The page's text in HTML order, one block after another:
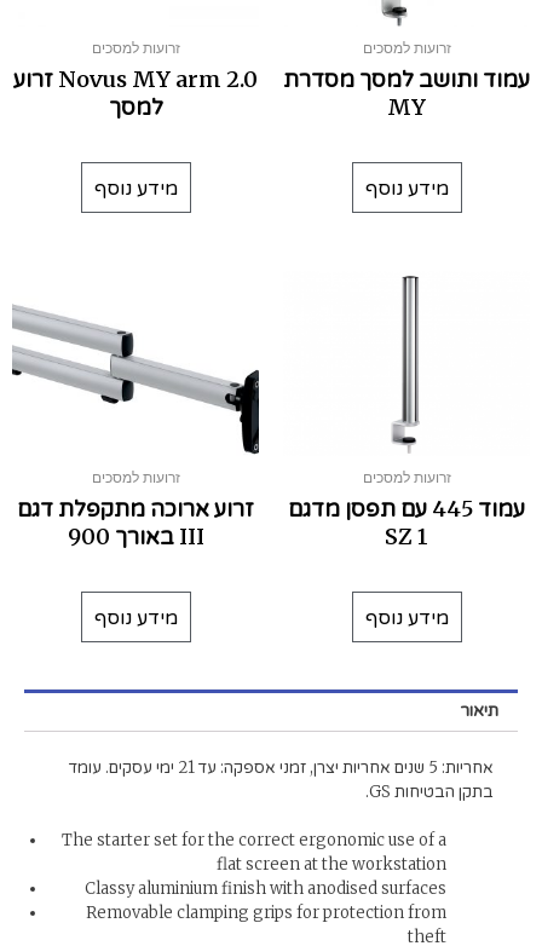
זרועות למסכים
עמוד ותושב למסך מסדרת
MY
מידע נוסף
זרועות למסכים
Novus MY arm 2.0 זרוע
למסך
מידע נוסף
זרועות למסכים
עמוד 445 עם תפסן מדגם
SZ 1
מידע נוסף
זרועות למסכים
זרוע ארוכה מתקפלת דגם
III באורך 900
מידע נוסף
תיאור
אחריות: 5 שנים אחריות יצרן, זמני אספקה: עד 21 ימי עסקים. עומד
בתקן הבטיחות GS.
The starter set for the correct ergonomic use of a
flat screen at the workstation
Classy aluminium finish with anodised surfaces
Removable clamping grips for protection from
theft